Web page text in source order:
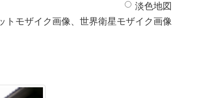
淡色地図
モザイク画像、世界衛星モザイク画像